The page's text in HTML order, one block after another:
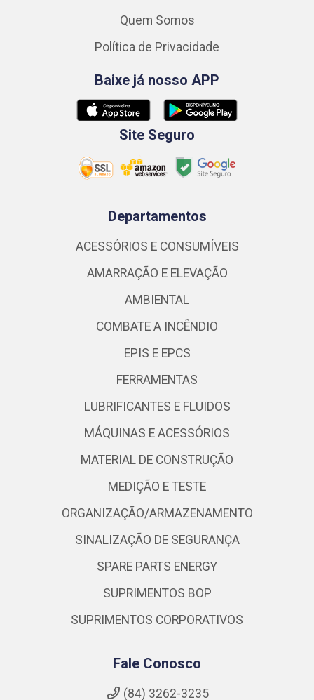
Quem Somos
Política de Privacidade
Baixe já nosso APP
Site Seguro
Departamentos
ACESSÓRIOS E CONSUMÍVEIS
AMARRAÇÃO E ELEVAÇÃO
AMBIENTAL
COMBATE A INCÊNDIO
EPIS E EPCS
FERRAMENTAS
LUBRIFICANTES E FLUIDOS
MÁQUINAS E ACESSÓRIOS
MATERIAL DE CONSTRUÇÃO
MEDIÇÃO E TESTE
ORGANIZAÇÃO/ARMAZENAMENTO
SINALIZAÇÃO DE SEGURANÇA
SPARE PARTS ENERGY
SUPRIMENTOS BOP
SUPRIMENTOS CORPORATIVOS
Fale Conosco
(84) 3262-3235